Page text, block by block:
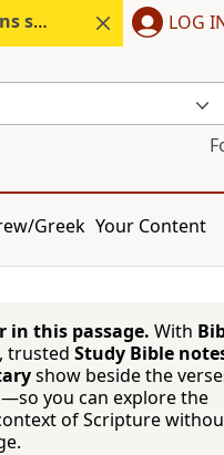
LOG
Greek Your Content
in this passage. With
trusted Study Bible
show beside the
you can explore the
of Scripture